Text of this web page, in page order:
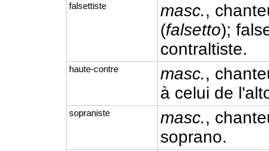
falsettiste masc.,
(falsetto);
contraltiste.
haute-contre masc.,
à celui de
sopraniste masc.,
soprano.